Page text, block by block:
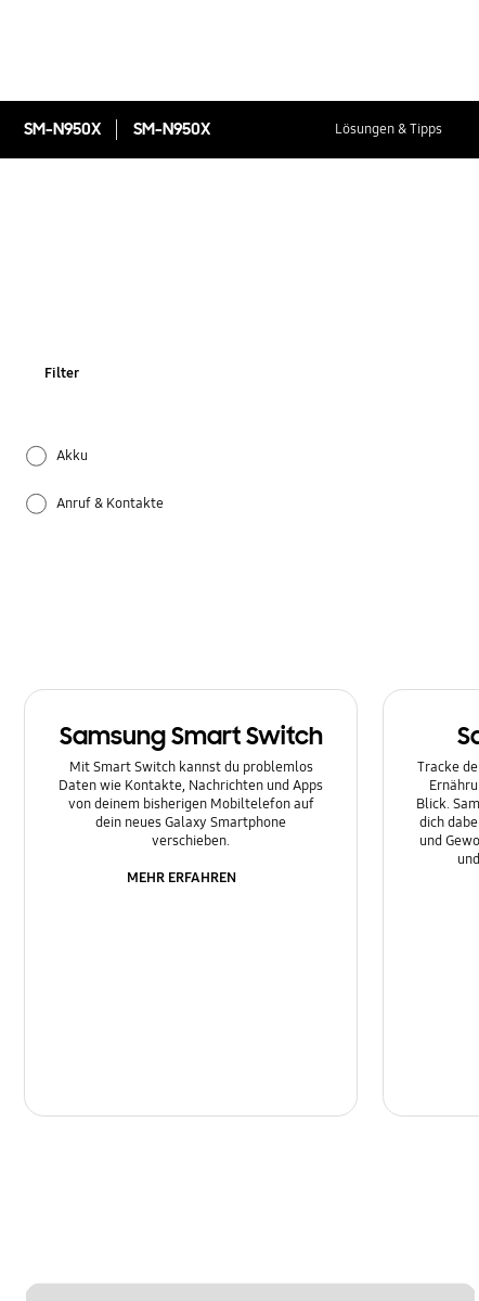
SM-N950X SM-N950X Lösungen & Tipps
Filter
Akku
Anruf & Kontakte
Einstellungen
Firmware-Update
Galaxy Apps
Samsung Smart Switch
Mit Smart Switch kannst du problemlos
Daten wie Kontakte, Nachrichten und Apps
von deinem bisherigen Mobiltelefon auf
dein neues Galaxy Smartphone
verschieben.
MEHR ERFAHREN
Tracke
Blick.
dich
und